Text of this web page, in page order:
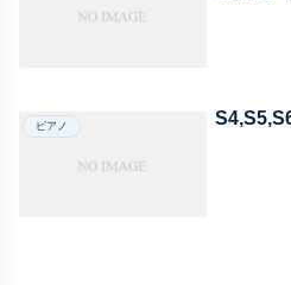
ピアノ